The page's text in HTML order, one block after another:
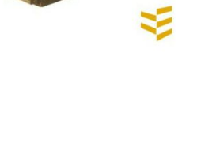
18x131x3600